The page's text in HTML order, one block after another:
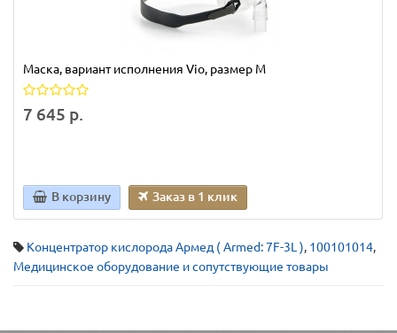
Маска, вариант исполнения Vio, размер М
7 645 р.
В корзину Заказ в 1 клик
Концентратор кислорода Армед ( Armed: 7F-3L ), 100101014,
Медицинское оборудование и сопутствующие товары